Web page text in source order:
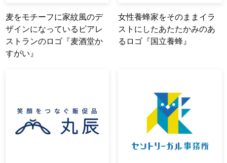
麦をモチーフに家紋風のデ
ザインになっているビアレ
ストランのロゴ『麦酒堂か
すがい』
女性養蜂家をそのままイラ
ストにしたあたたかみのあ
るロゴ『国立養蜂』